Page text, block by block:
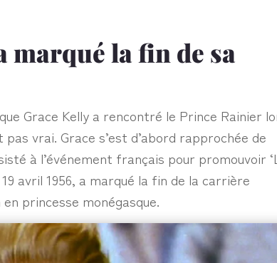
marqué la fin de sa
Grace Kelly a rencontré le Prince Rainier
vrai. Grace s’est d’abord rapprochée de
à l’événement français pour promouvoir
avril 1956, a marqué la fin de la carrière
princesse monégasque.